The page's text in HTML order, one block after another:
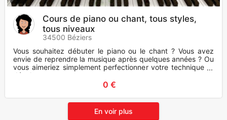
Cours de piano ou chant, tous styles,
tous niveaux
34500 Béziers
Vous souhaitez débuter le piano ou le chant ? Vous avez
envie de reprendre la musique après quelques années ? Ou
vous aimeriez simplement perfectionner votre technique et
dévelop
0 €
En voir plus